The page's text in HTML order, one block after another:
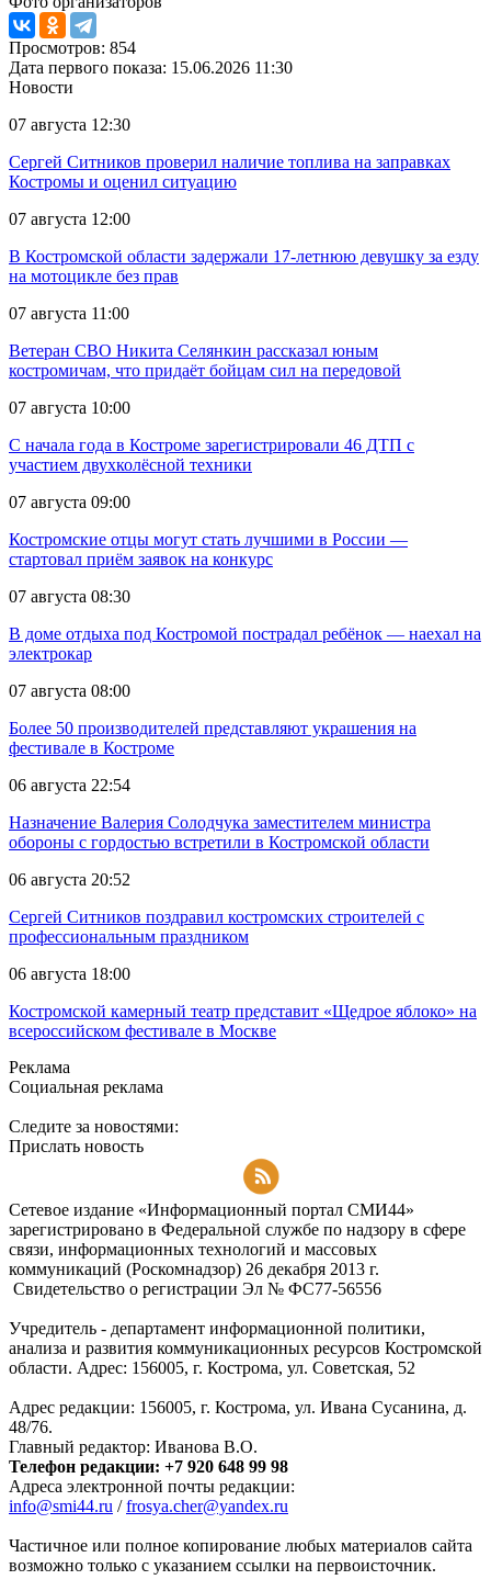
Просмотров: 854
Дата первого показа: 15.06.2026 11:30
Новости
07 августа 12:30
Сергей Ситников проверил наличие топлива на заправках
Костромы и оценил ситуацию
07 августа 12:00
В Костромской области задержали 17-летнюю девушку за езду
на мотоцикле без прав
07 августа 11:00
Ветеран СВО Никита Селянкин рассказал юным
костромичам, что придаёт бойцам сил на передовой
07 августа 10:00
С начала года в Костроме зарегистрировали 46 ДТП с
участием двухколёсной техники
07 августа 09:00
Костромские отцы могут стать лучшими в России —
стартовал приём заявок на конкурс
07 августа 08:30
В доме отдыха под Костромой пострадал ребёнок — наехал на
электрокар
07 августа 08:00
Более 50 производителей представляют украшения на
фестивале в Костроме
06 августа 22:54
Назначение Валерия Солодчука заместителем министра
обороны с гордостью встретили в Костромской области
06 августа 20:52
Сергей Ситников поздравил костромских строителей с
профессиональным праздником
06 августа 18:00
Костромской камерный театр представит «Щедрое яблоко» на
всероссийском фестивале в Москве
Реклама
Социальная реклама
Следите за новостями:
Прислать новость
Сетевое издание «Информационный портал СМИ44»
зарегистрировано в Федеральной службе по надзору в сфере
связи, информационных технологий и массовых
коммуникаций (Роскомнадзор) 26 декабря 2013 г.
Свидетельство о регистрации Эл № ФC77-56556
Учредитель - департамент информационной политики,
анализа и развития коммуникационных ресурсов Костромской
области. Адрес: 156005, г. Кострома, ул. Советская, 52
Адрес редакции: 156005, г. Кострома, ул. Ивана Сусанина, д.
48/76.
Главный редактор: Иванова В.О.
Телефон редакции: +7 920 648 99 98
Адреса электронной почты редакции:
info@smi44.ru /frosya.cher@yandex.ru
Частичное или полное копирование любых материалов сайта
возможно только с указанием ссылки на первоисточник.